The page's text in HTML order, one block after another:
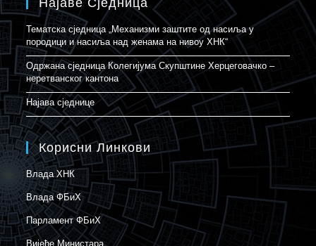
Тематска сједница „Механизми заштите од насиља у
породици и насиља над женама на нивоу ХНК“
Одржана сједница Колегијума Скупштине Херцеговачко –
неретванског кантона
Најава сједнице
Корисни Линкови
Влада ХНК
Влада ФБиХ
Парламент ФБиХ
Вијеће Министара